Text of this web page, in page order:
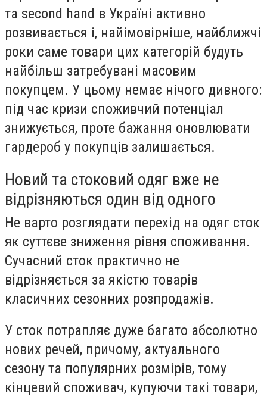
та second hand в Україні активно
розвивається і, найімовірніше, найближчі
роки саме товари цих категорій будуть
найбільш затребувані масовим
покупцем. У цьому немає нічого дивного:
під час кризи споживчий потенціал
знижується, проте бажання оновлювати
гардероб у покупців залишається.
Новий та стоковий одяг вже не
відрізняються один від одного
Не варто розглядати перехід на одяг сток
як суттєве зниження рівня споживання.
Сучасний сток практично не
відрізняється за якістю товарів
класичних сезонних розпродажів.
У сток потрапляє дуже багато абсолютно
нових речей, причому, актуального
сезону та популярних розмірів, тому
кінцевий споживач, купуючи такі товари,